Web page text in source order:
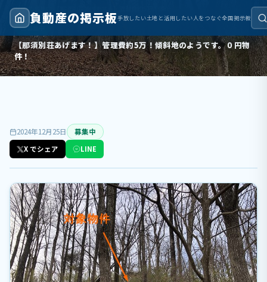
負動産の掲示板手放したい土地と活用したい人をつなぐ全国掲示板
トップ
募集中
【那須別荘あげます！】管理費約5万！傾斜地のようです。０円物
件！
2024年12月25日
募集中
X でシェア
LINE